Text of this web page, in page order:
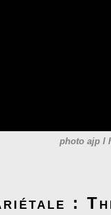
photo ajp l
: